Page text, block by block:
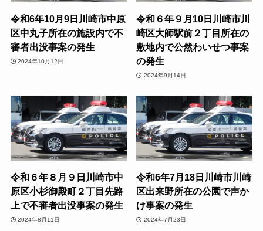
令和6年10月9日川崎市中原
区中丸子所在の施設内で不
審者出没事案の発生
2024年10月12日
令和６年９月10日川崎市川
崎区大師駅前２丁目所在の
敷地内で公然わいせつ事案
の発生
2024年9月14日
令和６年８月９日川崎市中
原区小杉御殿町２丁目先路
上で不審者出没事案の発生
2024年8月11日
令和6年7月18日川崎市川崎
区出来野所在の公園で声か
け事案の発生
2024年7月23日